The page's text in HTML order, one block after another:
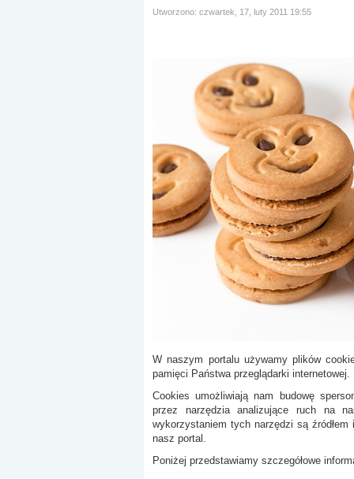
Utworzono: czwartek, 17, luty 2011 19:55
W naszym portalu używamy plików
pamięci Państwa przeglądarki internetowej.
Cookies umożliwiają nam budowę
przez narzędzia analizujące ruch na
wykorzystaniem tych narzędzi są
nasz portal.
Poniżej przedstawiamy szczegółowe